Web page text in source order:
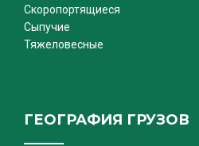
Скоропортящиеся
Сыпучие
Тяжеловесные
ГЕОГРАФИЯ ГРУЗОВ